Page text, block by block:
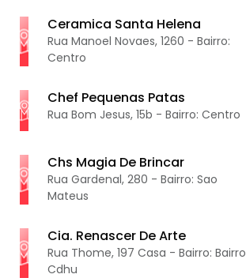
Ceramica Santa Helena
Rua Manoel Novaes, 1260 - Bairro:
Centro
Chef Pequenas Patas
Rua Bom Jesus, 15b - Bairro: Centro
Chs Magia De Brincar
Rua Gardenal, 280 - Bairro: Sao
Mateus
Cia. Renascer De Arte
Rua Thome, 197 Casa - Bairro: Bairro
Cdhu